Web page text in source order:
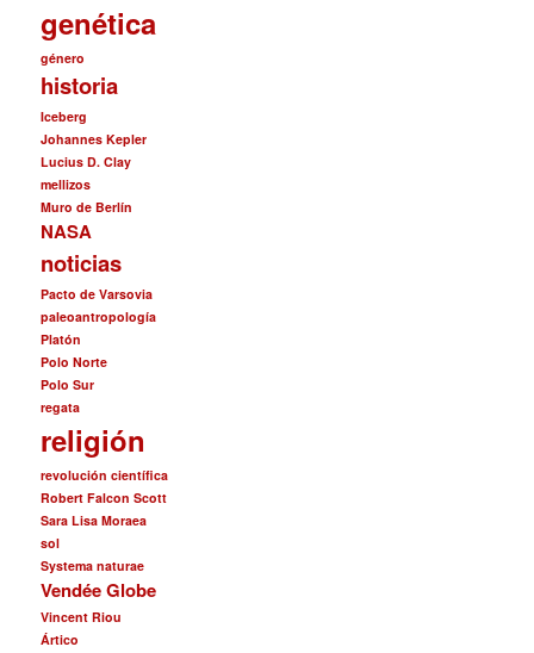
genética
género
historia
Iceberg
Johannes Kepler
Lucius D. Clay
mellizos
Muro de Berlín
NASA
noticias
Pacto de Varsovia
paleoantropología
Platón
Polo Norte
Polo Sur
regata
religión
revolución científica
Robert Falcon Scott
Sara Lisa Moraea
sol
Systema naturae
Vendée Globe
Vincent Riou
Ártico